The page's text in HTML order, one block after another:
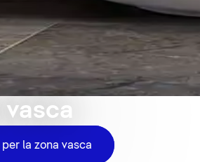
vasca
la zona vasca
i giorni